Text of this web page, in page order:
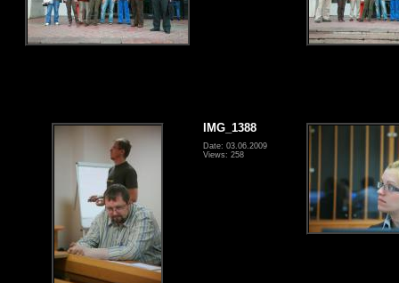
IMG_1388
Date: 03.06.2009
Views: 258